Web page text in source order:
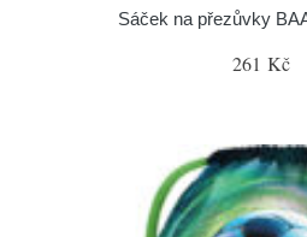
Sáček na přezůvky
261 Kč